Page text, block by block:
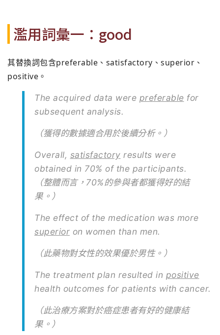
濫用詞彙一：good
其替換詞包含preferable、satisfactory、superior、
positive。
The acquired data were preferable for
subsequent analysis.
（獲得的數據適合用於後續分析。）
Overall, satisfactory results were
obtained in 70% of the participants.
（整體而言，70%的參與者都獲得好的結
果。）
The effect of the medication was more
superior on women than men.
（此藥物對女性的效果優於男性。）
The treatment plan resulted in positive
health outcomes for patients with cancer.
（此治療方案對於癌症患者有好的健康結
果。）